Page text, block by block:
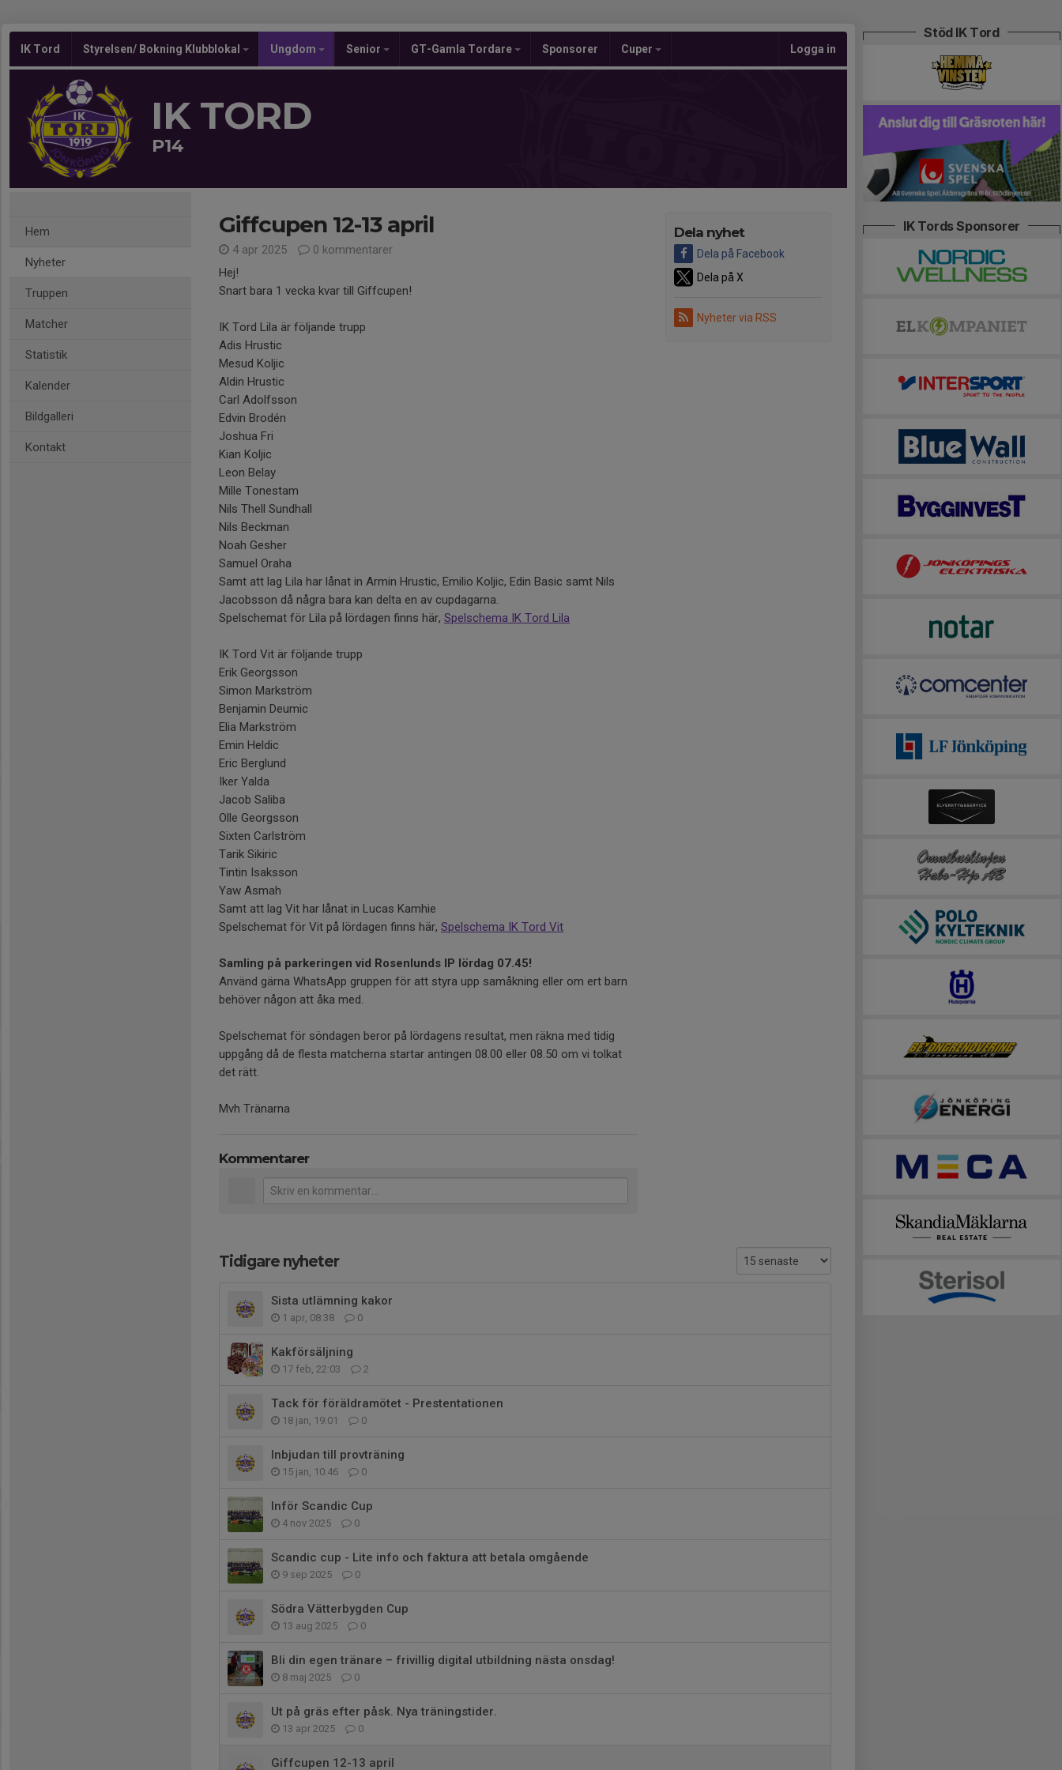
IK Tord Styrelsen/ Bokning Klubblokal Ungdom Senior GT-Gamla Tordare Sponsorer Cuper Logga in
IK TORD
P14
Hem
Nyheter
Truppen
Matcher
Statistik
Kalender
Bildgalleri
Kontakt
Dela nyhet
Dela på Facebook
Dela på X
Nyheter via RSS
Giffcupen 12-13 april
4 apr 2025
0 kommentarer
Hej!
Snart bara 1 vecka kvar till Giffcupen!
IK Tord Lila är följande trupp
Adis Hrustic
Mesud Koljic
Aldin Hrustic
Carl Adolfsson
Edvin Brodén
Joshua Fri
Kian Koljic
Leon Belay
Mille Tonestam
Nils Thell Sundhall
Nils Beckman
Noah Gesher
Samuel Oraha
Samt att lag Lila har lånat in Armin Hrustic, Emilio Koljic, Edin Basic samt Nils
Jacobsson då några bara kan delta en av cupdagarna.
Spelschemat för Lila på lördagen finns här, Spelschema IK Tord Lila
IK Tord Vit är följande trupp
Erik Georgsson
Simon Markström
Benjamin Deumic
Elia Markström
Emin Heldic
Eric Berglund
Iker Yalda
Jacob Saliba
Olle Georgsson
Sixten Carlström
Tarik Sikiric
Tintin Isaksson
Yaw Asmah
Samt att lag Vit har lånat in Lucas Kamhie
Spelschemat för Vit på lördagen finns här, Spelschema IK Tord Vit
Samling på parkeringen vid Rosenlunds IP lördag 07.45!
Använd gärna WhatsApp gruppen för att styra upp samåkning eller om ert barn
behöver någon att åka med.
Spelschemat för söndagen beror på lördagens resultat, men räkna med tidig
uppgång då de flesta matcherna startar antingen 08.00 eller 08.50 om vi tolkat
det rätt.
Mvh Tränarna
Kommentarer
Tidigare nyheter
Sista utlämning kakor
1 apr, 08:38 0
Kakförsäljning
17 feb, 22:03 2
Tack för föräldramötet - Prestentationen
18 jan, 19:01 0
Inbjudan till provträning
15 jan, 10:46 0
Inför Scandic Cup
4 nov 2025 0
Scandic cup - Lite info och faktura att betala omgående
9 sep 2025 0
Södra Vätterbygden Cup
13 aug 2025 0
Bli din egen tränare – frivillig digital utbildning nästa onsdag!
8 maj 2025 0
Ut på gräs efter påsk. Nya träningstider.
13 apr 2025 0
Giffcupen 12-13 april
Stöd IK Tord
IK Tords Sponsorer